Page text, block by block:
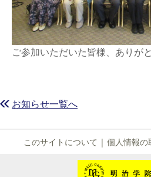
ご参加いただいた皆様、ありが
お知らせ一覧へ
このサイトについて | 個人情報の